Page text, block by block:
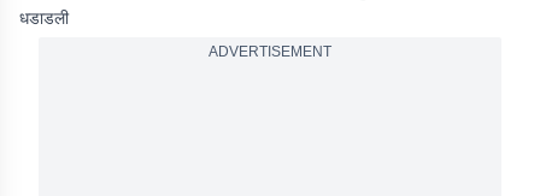
धडाडली
ADVERTISEMENT